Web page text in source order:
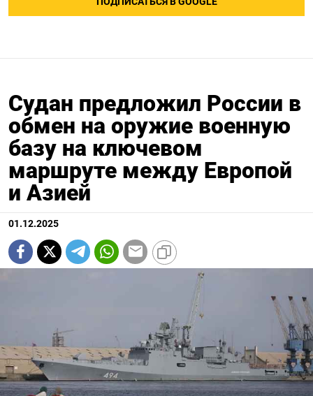
Судан предложил России в
обмен на оружие военную
базу на ключевом
маршруте между Европой
и Азией
01.12.2025